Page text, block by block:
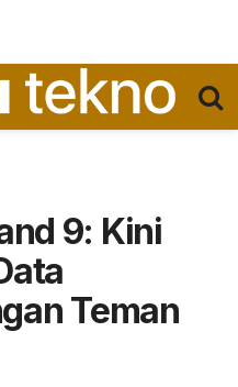
9: Kini
Teman